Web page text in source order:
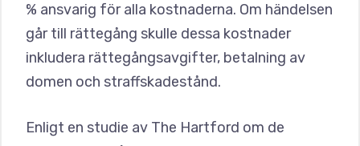
% ansvarig för alla kostnaderna. Om händelsen
går till rättegång skulle dessa kostnader
inkludera rättegångsavgifter, betalning av
domen och straffskadestånd.
Enligt en studie av The Hartford om de